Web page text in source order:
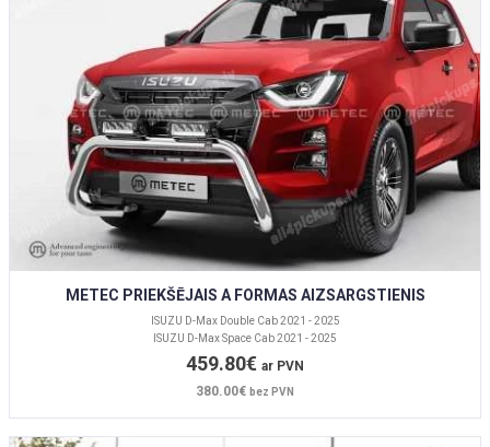
METEC PRIEKŠĒJAIS A FORMAS AIZSARGSTIENIS
ISUZU D-Max Double Cab 2021 - 2025
ISUZU D-Max Space Cab 2021 - 2025
459.80€ ar PVN
380.00€ bez PVN